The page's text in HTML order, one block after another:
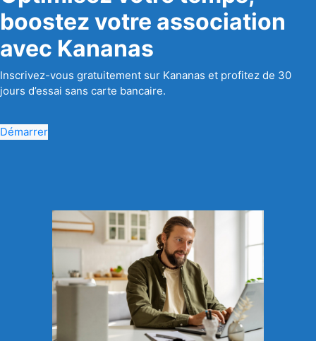
boostez votre association
avec Kananas
Inscrivez-vous gratuitement sur Kananas et profitez de 30
jours d’essai sans carte bancaire.
Démarrer